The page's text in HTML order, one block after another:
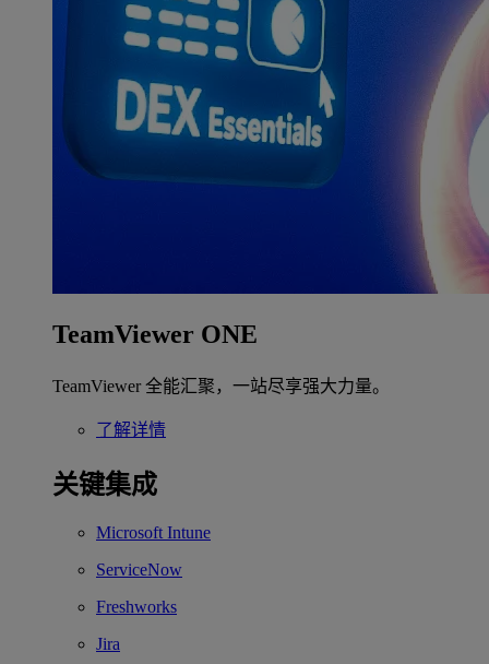
TeamViewer ONE
TeamViewer 全能汇聚，一站尽享强大力量。
了解详情
关键集成
Microsoft Intune
ServiceNow
Freshworks
Jira